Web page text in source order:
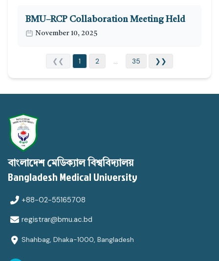
BMU–RCP Collaboration Meeting Held
November 10, 2025
❮❮ 1 2 ... 35 ❯❯
বাংলাদেশ মেডিক্যাল বিশ্ববিদ্যালয়
Bangladesh Medical University
+88-02-55165708
registrar@bmu.ac.bd
Shahbag, Dhaka-1000, Bangladesh